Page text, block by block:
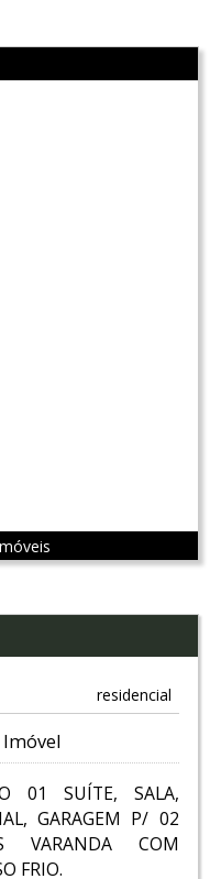
residencial
01 SUÍTE, SALA,
GARAGEM P/ 02
VARANDA COM
FRIO.